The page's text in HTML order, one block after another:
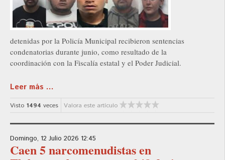
detenidas por la Policía Municipal recibieron sentencias
condenatorias durante junio, como resultado de la
coordinación con la Fiscalía estatal y el Poder Judicial.
Leer más ...
Visto 1494 veces Valora este artículo
Domingo, 12 Julio 2026 12:45
Caen 5 narcomenudistas en